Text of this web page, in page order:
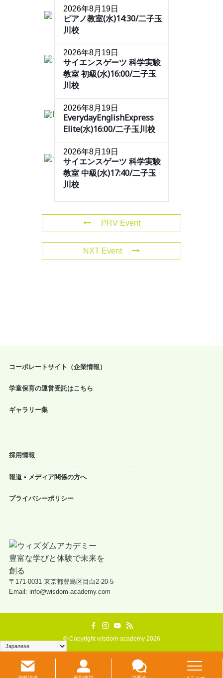
2026年8月19日
ピアノ教室(水)14:30/二子玉
川校
2026年8月19日
サイエンスゲーツ 科学実験
教室 初級(水)16:00/二子玉
川校
2026年8月19日
EverydayEnglishExpress
Elite(水)16:00/二子玉川校
2026年8月19日
サイエンスゲーツ 科学実験
教室 中級(水)17:40/二子玉
川校
PRV Event
NXT Event
コーポレートサイト（企業情報）
学童保育の運営受託はこちら
ギャラリー集
採用情報
報道 • メディア関係の方へ
プライバシーポリシー
〒171-0031 東京都豊島区目白2-20-5
Email: info@wisdom-academy.com
©Copyright wisdom-academy 2026